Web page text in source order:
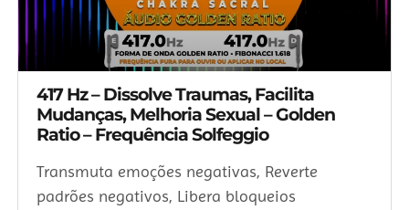
417 Hz – Dissolve Traumas, Facilita
Mudanças, Melhoria Sexual – Golden
Ratio – Frequência Solfeggio
Transmuta emoções negativas, Reverte
padrões negativos, Libera bloqueios